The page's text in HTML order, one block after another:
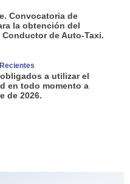
Convocatoria de
la obtención del
de Auto-Taxi.
Recientes
a utilizar el
en todo momento a
de 2026.